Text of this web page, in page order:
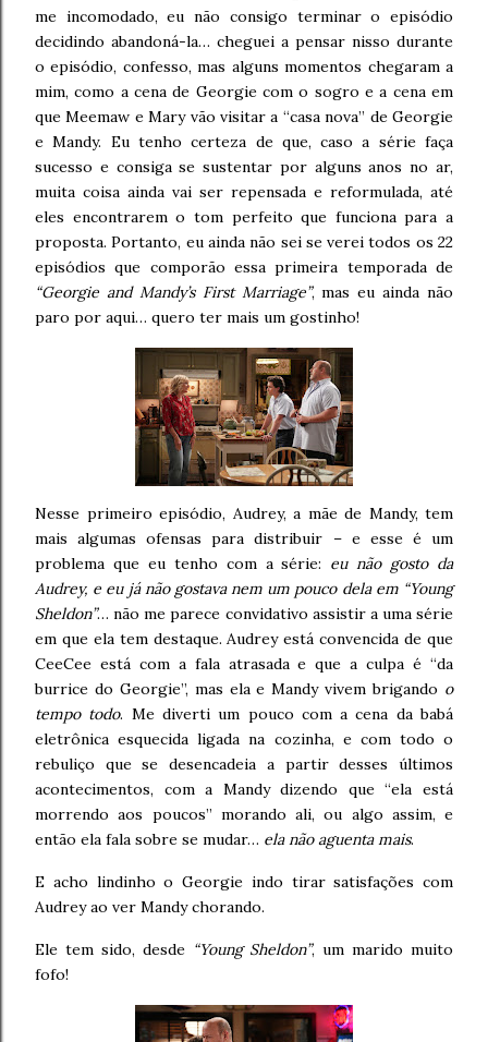
me incomodado, eu não consigo terminar o episódio
decidindo abandoná-la… cheguei a pensar nisso durante
o episódio, confesso, mas alguns momentos chegaram a
mim, como a cena de Georgie com o sogro e a cena em
que Meemaw e Mary vão visitar a “casa nova” de Georgie
e Mandy. Eu tenho certeza de que, caso a série faça
sucesso e consiga se sustentar por alguns anos no ar,
muita coisa ainda vai ser repensada e reformulada, até
eles encontrarem o tom perfeito que funciona para a
proposta. Portanto, eu ainda não sei se verei todos os 22
episódios que comporão essa primeira temporada de
“Georgie and Mandy’s First Marriage”, mas eu ainda não
paro por aqui… quero ter mais um gostinho!
Nesse primeiro episódio, Audrey, a mãe de Mandy, tem
mais algumas ofensas para distribuir – e esse é um
problema que eu tenho com a série: eu não gosto da
Audrey, e eu já não gostava nem um pouco dela em “Young
Sheldon”… não me parece convidativo assistir a uma série
em que ela tem destaque. Audrey está convencida de que
CeeCee está com a fala atrasada e que a culpa é “da
burrice do Georgie”, mas ela e Mandy vivem brigando o
tempo todo. Me diverti um pouco com a cena da babá
eletrônica esquecida ligada na cozinha, e com todo o
rebuliço que se desencadeia a partir desses últimos
acontecimentos, com a Mandy dizendo que “ela está
morrendo aos poucos” morando ali, ou algo assim, e
então ela fala sobre se mudar… ela não aguenta mais.
E acho lindinho o Georgie indo tirar satisfações com
Audrey ao ver Mandy chorando.
Ele tem sido, desde “Young Sheldon”, um marido muito
fofo!